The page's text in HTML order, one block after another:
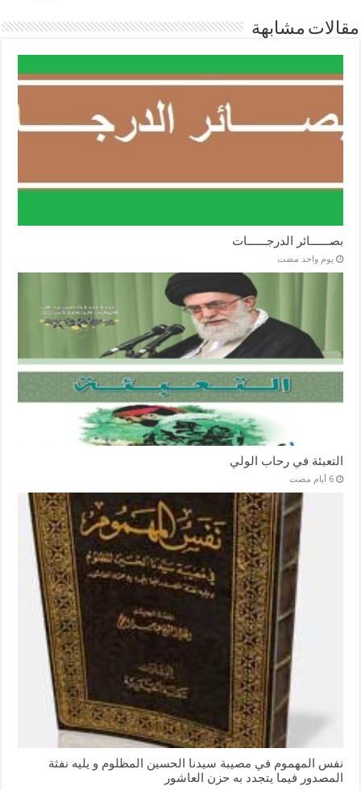
مقالات مشابهة
بصــــــائر الدرجــــــات
‏يوم واحد مضت
التعبئة في رحاب الولي
‏6 أيام مضت
نفس المهموم في مصيبة سيدنا الحسين المظلوم و يليه نفثة
المصدور فيما يتجدد به حزن العاشور